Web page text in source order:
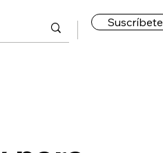
Suscríbete